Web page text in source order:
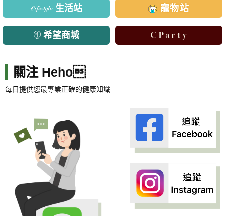
生活站 寵物站
希望商城
關注 Heho
每日提供您最專業正確的健康知識